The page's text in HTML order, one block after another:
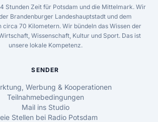
Stunden Zeit für Potsdam und die Mittelmark. Wir
Brandenburger Landeshauptstadt und dem
circa 70 Kilometern. Wir bündeln das Wissen der
Wissenschaft, Kultur und Sport. Das ist
unsere lokale Kompetenz.
SENDER
Werbung & Kooperationen
Teilnahmebedingungen
Mail ins Studio
Stellen bei Radio Potsdam